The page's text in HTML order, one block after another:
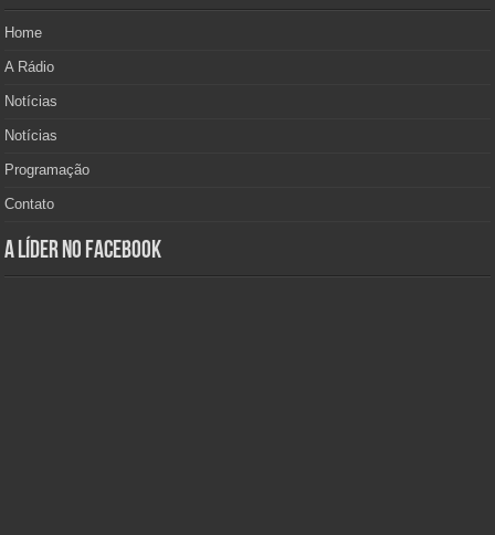
Home
A Rádio
Notícias
Notícias
Programação
Contato
A Líder no Facebook